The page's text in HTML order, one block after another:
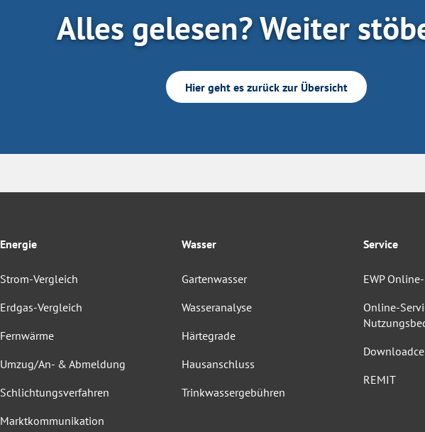
Alles gelesen? Weiter
Hier geht es zurück zur Übersicht
Energie
Strom-Vergleich
Erdgas-Vergleich
Fernwärme
Umzug/An- & Abmeldung
Schlichtungsverfahren
Marktkommunikation
Wasser
Gartenwasser
Wasseranalyse
Härtegrade
Hausanschluss
Trinkwassergebühren
Service
EWP
Online-
REMIT